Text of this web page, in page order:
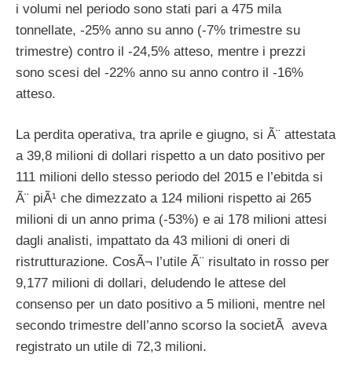
i volumi nel periodo sono stati pari a 475 mila
tonnellate, -25% anno su anno (-7% trimestre su
trimestre) contro il -24,5% atteso, mentre i prezzi
sono scesi del -22% anno su anno contro il -16%
atteso.
La perdita operativa, tra aprile e giugno, si Ã¨ attestata
a 39,8 milioni di dollari rispetto a un dato positivo per
111 milioni dello stesso periodo del 2015 e l’ebitda si
Ã¨ piÃ¹ che dimezzato a 124 milioni rispetto ai 265
milioni di un anno prima (-53%) e ai 178 milioni attesi
dagli analisti, impattato da 43 milioni di oneri di
ristrutturazione. CosÃ¬ l’utile Ã¨ risultato in rosso per
9,177 milioni di dollari, deludendo le attese del
consenso per un dato positivo a 5 milioni, mentre nel
secondo trimestre dell’anno scorso la societÃ aveva
registrato un utile di 72,3 milioni.